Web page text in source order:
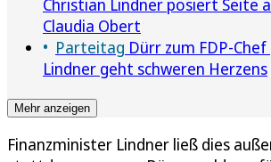
Christian Lindner posiert Seite
Claudia Obert
Parteitag Dürr zum FDP-
Lindner geht schweren Herzens
Mehr anzeigen
Finanzminister Lindner ließ dies